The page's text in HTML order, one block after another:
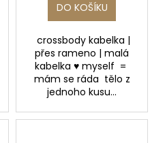
DO KOŠÍKU
crossbody kabelka |
přes rameno | malá
kabelka ♥ myself =
mám se ráda tělo z
jednoho kusu...